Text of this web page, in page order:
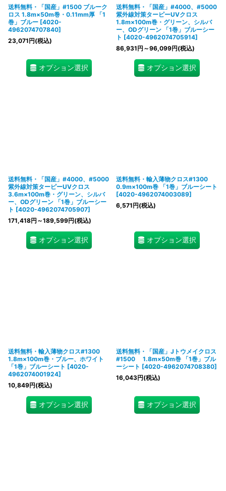
送料無料・「国産」#1500 ブルーク
ロス 1.8m×50m巻・0.11mm厚 「1
巻」ブルー [4020-
4962074707840]
23,071円(税込)
オプション選択
送料無料・「国産」#4000、#5000
紫外線対策ターピーUVクロス
1.8m×100m巻・グリーン、シルバ
ー、ODグリーン 「1巻」ブルーシー
ト [4020-4962074705914]
86,931円 ～96,099円(税込)
オプション選択
送料無料・「国産」#4000、#5000
紫外線対策ターピーUVクロス
3.6m×100m巻・グリーン、シルバ
ー、ODグリーン 「1巻」ブルーシー
ト [4020-4962074705907]
171,418円 ～189,599円(税込)
オプション選択
送料無料・輸入薄物クロス#1300
0.9m×100m巻 「1巻」ブルーシート
[4020-4962074003089]
6,571円(税込)
オプション選択
送料無料・輸入薄物クロス#1300
1.8m×100m巻・ブルー、ホワイト
「1巻」ブルーシート [4020-
4962074001924]
10,849円(税込)
オプション選択
送料無料・「国産」Jトウメイクロス
#1500 1.8m×50m巻 「1巻」ブル
ーシート [4020-4962074708380]
16,043円(税込)
オプション選択